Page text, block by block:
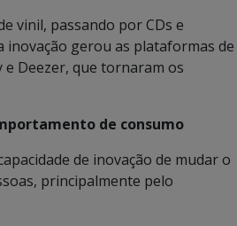
vinil, passando por CDs e
inovação gerou as plataformas de
Deezer, que tornaram os
de consumo
de inovação de mudar o
principalmente pelo